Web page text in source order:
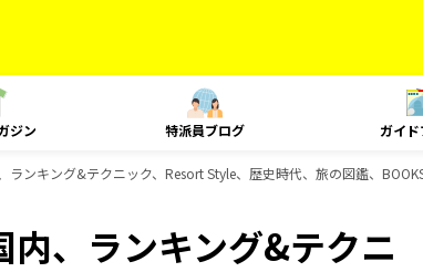
ジン 特派員ブログ ガイ
ランキング&テクニック、Resort Style、歴史時代、旅の図鑑、
、ランキング&テクニ